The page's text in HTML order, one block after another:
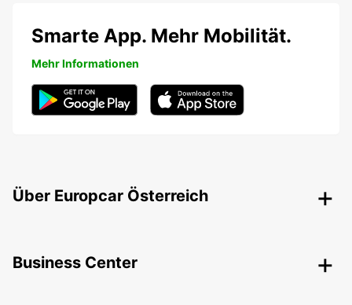
Smarte App. Mehr Mobilität.
Mehr Informationen
Über Europcar Österreich
Business Center